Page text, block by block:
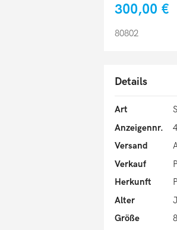
300,00 €
80802
Details
Art
Anzeigennr.
Versand
Verkauf
Herkunft
Alter
Größe